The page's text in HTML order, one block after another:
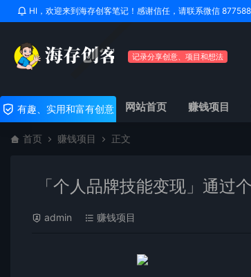
HI，欢迎来到海存创客笔记！感谢信任，请联系微信
记录分享创意、项目和想法
有趣、实用和富有创意 网站首页 赚钱项目
首页 赚钱项目 正文
「个人品牌技能变现」通过
admin 赚钱项目